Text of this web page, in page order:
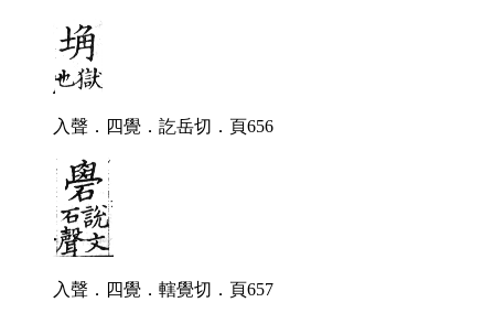
入聲．四覺．訖岳切．頁656
入聲．四覺．轄覺切．頁657